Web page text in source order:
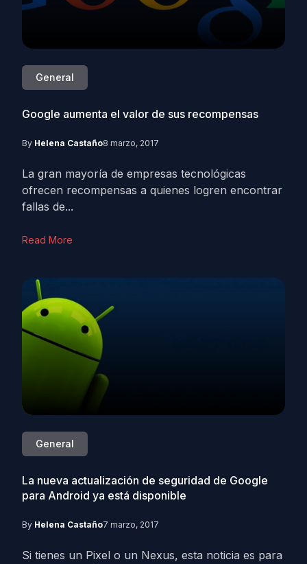
General
Google aumenta el valor de sus recompensas
By Helena Castaño8 marzo, 2017
La gran mayoría de empresas tecnológicas
ofrecen recompensas a quienes logren encontrar
fallas de...
Read More
General
La nueva actualización de seguridad de Google
para Android ya está disponible
By Helena Castaño7 marzo, 2017
Si tienes un Pixel o un Nexus, esta noticia es para